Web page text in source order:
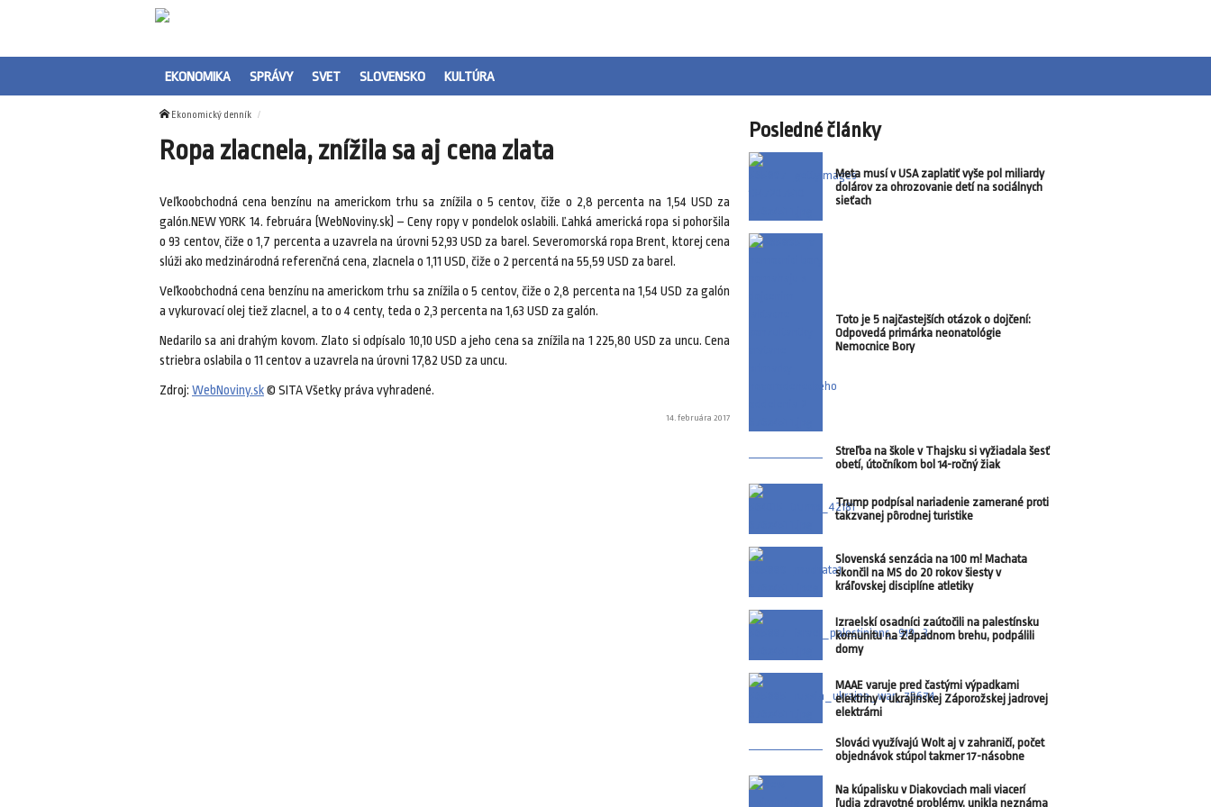
EKONOMIKA SPRÁVY SVET SLOVENSKO KULTÚRA
Ekonomický denník
Ropa zlacnela, znížila sa aj cena zlata
Veľkoobchodná cena benzínu na americkom trhu sa znížila o 5 centov, čiže o 2,8 percenta na 1,54 USD za
galón.NEW YORK 14. februára (WebNoviny.sk) – Ceny ropy v pondelok oslabili. Ľahká americká ropa si pohoršila
o 93 centov, čiže o 1,7 percenta a uzavrela na úrovni 52,93 USD za barel. Severomorská ropa Brent, ktorej cena
slúži ako medzinárodná referenčná cena, zlacnela o 1,11 USD, čiže o 2 percentá na 55,59 USD za barel.
Veľkoobchodná cena benzínu na americkom trhu sa znížila o 5 centov, čiže o 2,8 percenta na 1,54 USD za galón
a vykurovací olej tiež zlacnel, a to o 4 centy, teda o 2,3 percenta na 1,63 USD za galón.
Nedarilo sa ani drahým kovom. Zlato si odpísalo 10,10 USD a jeho cena sa znížila na 1 225,80 USD za uncu. Cena
striebra oslabila o 11 centov a uzavrela na úrovni 17,82 USD za uncu.
Zdroj: WebNoviny.sk© SITA Všetky práva vyhradené.
14. februára 2017
Posledné články
Meta musí v USA zaplatiť vyše pol miliardy
dolárov za ohrozovanie detí na sociálnych
sieťach
Toto je 5 najčastejších otázok o dojčení:
Odpovedá primárka neonatológie
Nemocnice Bory
Streľba na škole v Thajsku si vyžiadala šesť
obetí, útočníkom bol 14-ročný žiak
Trump podpísal nariadenie zamerané proti
takzvanej pôrodnej turistike
Slovenská senzácia na 100 m! Machata
skončil na MS do 20 rokov šiesty v
kráľovskej disciplíne atletiky
Izraelskí osadníci zaútočili na palestínsku
komunitu na Západnom brehu, podpálili
domy
MAAE varuje pred častými výpadkami
elektriny v ukrajinskej Záporožskej jadrovej
elektrárni
Slováci využívajú Wolt aj v zahraničí, počet
objednávok stúpol takmer 17-násobne
Na kúpalisku v Diakovciach mali viacerí
ľudia zdravotné problémy, unikla neznáma